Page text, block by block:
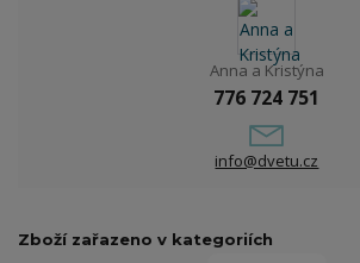
Anna a Kristýna
776 724 751
info@dvetu.cz
Zboží zařazeno v kategoriích